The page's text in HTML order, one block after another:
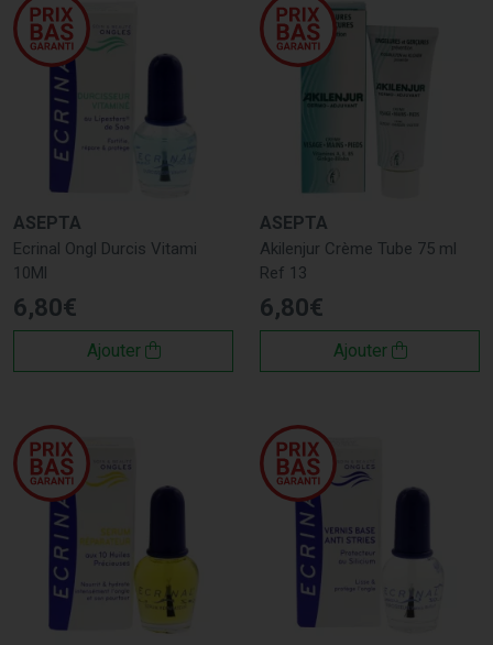
ASEPTA
Ecrinal Ongl Durcis Vitami
10Ml
6,80€
Ajouter
ASEPTA
Akilenjur Crème Tube 75 ml
Ref 13
6,80€
Ajouter